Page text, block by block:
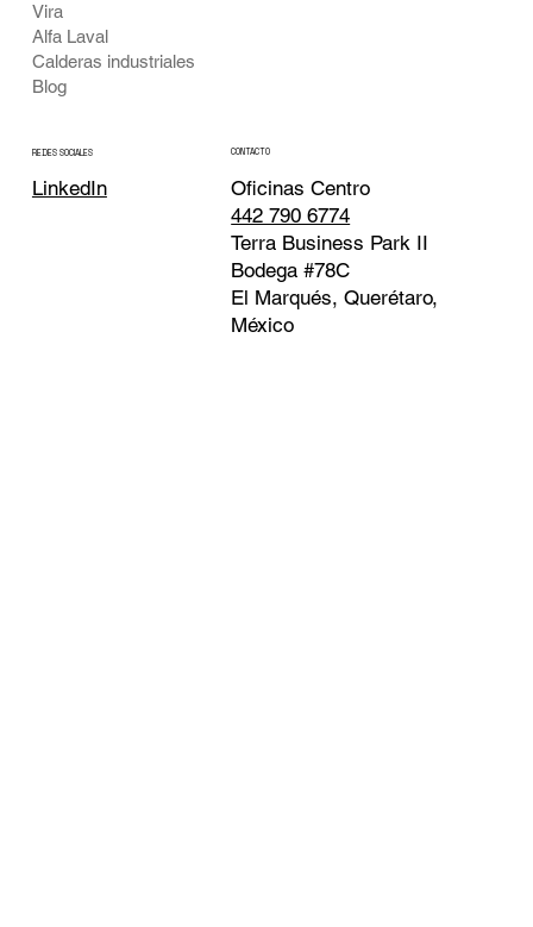
Vira
Alfa Laval
Calderas industriales
Blog
REDES SOCIALES
LinkedIn
CONTACTO
Oficinas Centro
442 790 6774
Terra Business Park II
Bodega #78C
El Marqués, Querétaro,
México